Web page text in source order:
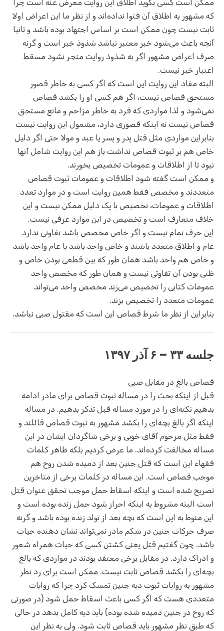
ممکن است کسی بگوید اطلاق این روایت معرض عنه است چرا
که مشهور به اطلاق آن فتوا نداده‌اند و از نظر ما این اعراض اولا
ثابت نیست چون ممکن است بر اساس اجتهاد بوده باشد و ثانیا
آنچه باعث می‌شود خبر معتبر نباشد شذوذ خبر است و گرنه
صرف اعراض مشهور اگر به شذوذ روایت منجر نشود مسقط
اعتبار خبر نیست.
البته مفاد این روایت این است که اگر کسی به خاطر قصور
مستحق قصاص نیست، اگر هم کسی او را بکشد قصاص
نمی‌شود و لذا مواردی که فرد به خاطر مزاحم و مانع مستحق
قصاص نیست نه اینکه قصوری دارد، مشمول این روایت نیست
بنابراین مواردی مثل قتل پدر و پسر یا عبد و مولا حتی اگر دلیل
خاص هم بر ثبوت قصاص نداشت باز هم این روایت شامل آنها
نبود تا از اطلاقات و عمومات تخصیص بخورند.
و ممکن است گفته شود اطلاقات و عمومات ثبوت قصاص
متعددند و مخصص فقط همین روایت است و در موارد تعدد
اطلاقات و عمومات، تخصیص با یک دلیل ممکن نیست و این
خلاف متعارف است و تخصیص در این موارد عرفی نیست.
این حرف تمام نیست و اگر خاص مخصص باشد تفاوتی ندارد
عام و اطلاق متعدد باشند و خاص واحد باشد یا عام واحد باشد
و خاص هم واحد باشد همان طور که بین قطعی بودن خاص و
ظنی بودن آن تفاوتی نیست و همان طور که مخصص واحد
عمومات کتابی را تخصیص می‌زند مخصص واحد می‌تواند
عمومات متعدد را تخصیص بزند.
بنابراین از نظر ما شرط قصاص این است که مقتول صبی نباشد.
جلسه ۳۳ – ۶ آذر ۱۳۹۷
قصاص بالغ در مقابل صبی
قبل از اینکه بحث را در مساله ثبوت قصاص برای مادر ادامه
بدهیم نکته‌ای را در مورد مساله قبل تذکر بدهیم. در مساله
اینکه اگر بالغ بچه‌ای را بکشد مشهور به ثبوت قصاص قائلند و
فقط مثل مرحوم آقای خویی و برخی شاگردان ایشان در این
مساله مخالفت کرده‌اند. ما عرض کردیم بلکه ظاهر کلمات
فقهاء این است که قتل جنین بعد از دمیده شدن روح هم
موجب قصاص است. این مساله در کلمات برخی از متاخرین
تصریح شده است و اینکه اسقاط حمل موجب تحقق عنوان قتل
است البته مشروط به اینکه احراز شود حمل زنده بوده است و
این منوط به این است که بچه بعد از تولد زنده بوده باشد و گرنه
صرف حرکات جنین در شکم مادر نمی‌تواند نشان دهنده حیات
باشد. چون گفتیم قتل یعنی کشتن کسی که حیات همراه شعور
و ادراک دارد. در مقابل برخی معتقد بودند در مواردی که بالغ
بچه‌ای را بکشد قصاص ثابت نیست. ممکن است برای رد نظر
مشهور به روایات ثبوت دیه جنین تمسک کرد چرا که روایات
متعددی هست که اگر کسی باعث اسقاط حمل شود (در صورتی
که روح در جنین دمیده شده بوده) باید دیه کامل بدهد در حالی
که طبق نظر مشهور باید قصاص ثابت شود. ولی به نظر این